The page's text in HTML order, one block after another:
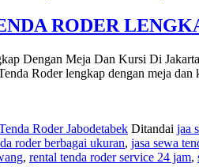
RODER
Dengan Meja Dan Kursi Di
Roder lengkap dengan meja
Roder Jabodetabek Ditandai jaa
roder berbagai ukuran, jasa sewa
, rental tenda roder service 24 jam,